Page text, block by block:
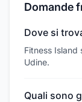
Domande
Dove si
Fitness Island
Udine.
Quali sono